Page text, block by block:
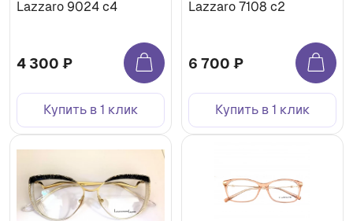
Lazzaro 9024 с4
4 300 ₽
Купить в 1 клик
Lazzaro 7108 c2
6 700 ₽
Купить в 1 клик